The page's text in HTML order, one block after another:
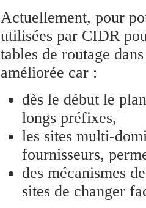
Actuellement, pour
utilisées par CIDR
tables de routage
améliorée car :
dès le début le
longs préfixes,
les sites multi-
fournisseurs,
des mécanismes
sites de changer